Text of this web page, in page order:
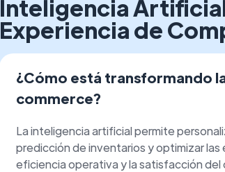
Inteligencia
Experiencia de
¿Cómo está transformando
commerce?
La inteligencia artificial permite
predicción de inventarios y optimizar
eficiencia operativa y la satisfacción del